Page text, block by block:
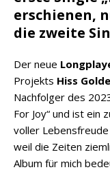
erschienen,
die zweite
Der neue
Projekts Hiss
Nachfolger des
For Joy“ und ist ein
voller
weil die Zeiten
Album für mich